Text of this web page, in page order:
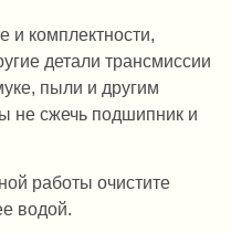
и комплектности,
детали трансмиссии
пыли и другим
не сжечь подшипник и
работы очистите
водой.